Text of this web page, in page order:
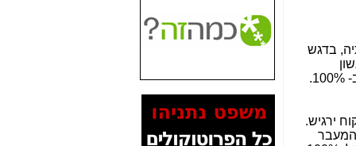
בדגש
במעלה. אני רואה מול עיני כל הזמן את הצורך לתת שירות ושרידות של 100%. זה האתגר הכי גדול שלנו, לעמוד ב- 100%.
ירגיש.
המעבר
האם ביבי וקרא קבלו
בכלל תמורה עבור
המסמכים בנושא בזק-
Yes (תיק 4000)
מוכיחים "תפירת תיק"
לאיש הלא נכון! -כאן